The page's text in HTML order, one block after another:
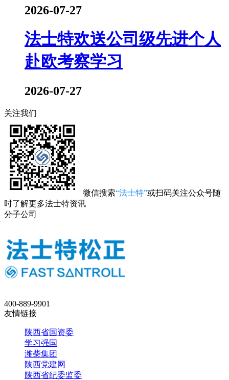
2026-07-27
法士特欢送公司级先进个人
赴欧考察学习
2026-07-27
关注我们
微信搜索“法士特”或扫码关注公众号随
时了解更多法士特资讯
分子公司
400-889-9901
友情链接
陕西省国资委
学习强国
潍柴集团
陕西党建网
陕西省纪委监委